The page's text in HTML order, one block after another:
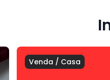
Venda / Casa